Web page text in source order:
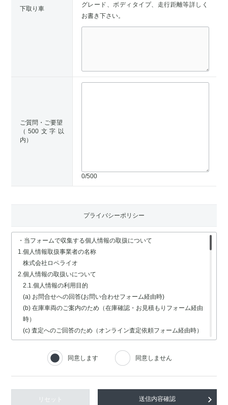
下取り車
グレード、ボディタイプ、走行距離等詳しく
お書き下さい。
ご質問・ご要望
（500文字以
内）
0/500
プライバシーポリシー
・当フォームで収集する個人情報の取扱について
1.個人情報取扱事業者の名称
株式会社ロペライオ
2.個人情報の取扱いについて
2.1.個人情報の利用目的
(a) お問合せへの回答(お問い合わせフォーム経由時)
(b) 在庫車両のご案内のため（在庫確認・お見積もりフォーム経由
時）
(c) 査定へのご回答のため（オンライン査定依頼フォーム経由時）
(d) 車検・修理関連の回答のため（車検・修理の受付フォーム経由
(e) 採用選考業務（採用情報フォーム経由時）
2.2.個人情報の取扱いの委託
情報の安全管理が図られるよう、充分な保護水準を備えている委託
同意します 同意しません
リセット